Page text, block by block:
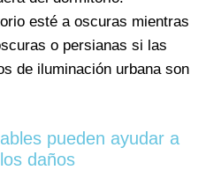
esté a oscuras mientras
o persianas si las
de iluminación urbana son
pueden ayudar a
daños